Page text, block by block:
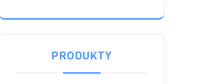
PRODUKTY